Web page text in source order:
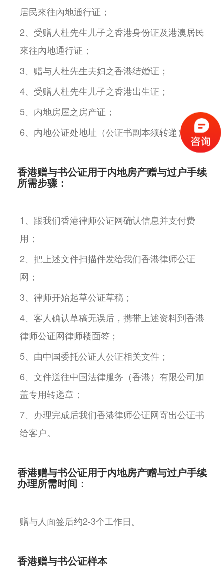
居民來往內地通行证；
2、受赠人杜先生儿子之香港身份证及港澳居民
來往內地通行证；
3、赠与人杜先生夫妇之香港结婚证；
4、受赠人杜先生儿子之香港出生证；
5、内地房屋之房产证；
6、内地公证处地址（公证书副本须转递）。
香港赠与书公证用于内地房产赠与过户手续
所需步骤：
1、跟我们香港律师公证网确认信息并支付费
用；
2、把上述文件扫描件发给我们香港律师公证
网；
3、律师开始起草公证草稿；
4、客人确认草稿无误后，携带上述资料到香港
律师公证网律师楼面签；
5、由中国委托公证人公证相关文件；
6、文件送往中国法律服务（香港）有限公司加
盖专用转递章；
7、办理完成后我们香港律师公证网寄出公证书
给客户。
香港赠与书公证用于内地房产赠与过户手续
办理所需时间：
赠与人面签后约2-3个工作日。
香港赠与书公证样本